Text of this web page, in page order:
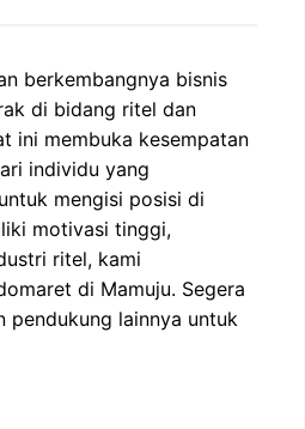
berkembangnya bisnis
di bidang ritel dan
ini membuka kesempatan
individu yang
mengisi posisi di
motivasi tinggi,
ritel, kami
di Mamuju. Segera
pendukung lainnya untuk